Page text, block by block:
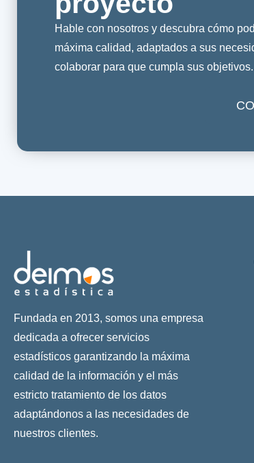
Hable con nosotros y descubra cómo
máxima calidad, adaptados a sus
colaborar para que cumpla sus objetivos.
Fundada en 2013, somos una empresa
dedicada a ofrecer servicios
estadísticos garantizando la máxima
calidad de la información y el más
estricto tratamiento de los datos
adaptándonos a las necesidades de
nuestros clientes.